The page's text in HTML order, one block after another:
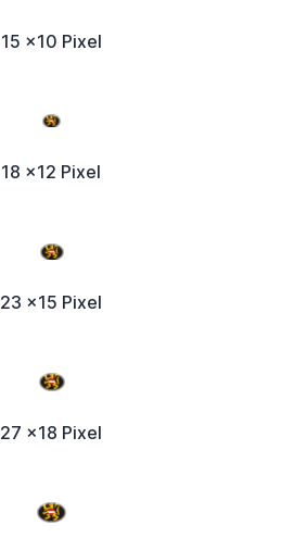
15 x10 Pixel
18 x12 Pixel
23 x15 Pixel
27 x18 Pixel